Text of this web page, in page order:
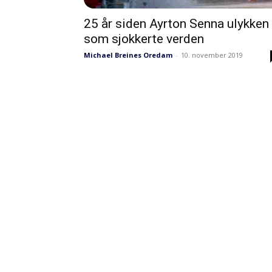
25 år siden Ayrton Senna ulykken
som sjokkerte verden
Michael Breines Oredam - 10. november 2019